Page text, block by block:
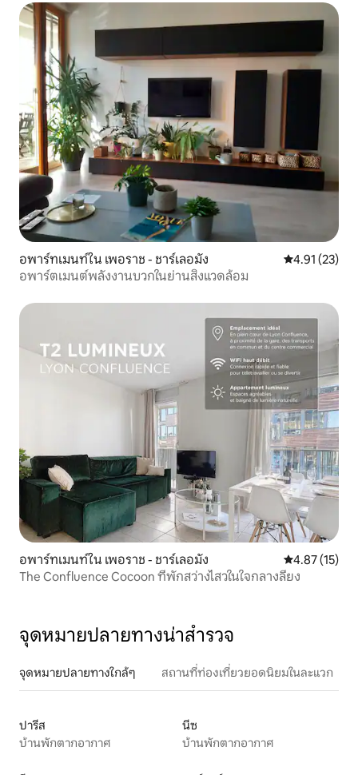
อพาร์ทเมนท์ใน เพอราช - ชาร์เลอมัง คะแนนเฉลี่ย
4.91 (23)
อพาร์ตเมนต์พลังงานบวกในย่านสิ่งแวดล้อม
อพาร์ทเมนท์ใน เพอราช - ชาร์เลอมัง คะแนนเฉลี่ย
4.87 (15)
The Confluence Cocoon ที่พักสว่างไสวในใจกลางลียง
จุดหมายปลายทางน่าสำรวจ
จุดหมายปลายทางใกล้ๆ สถานที่ท่องเที่ยวยอดนิยมในละแวก
ปารีส
บ้านพักตากอากาศ
นีซ
บ้านพักตากอากาศ